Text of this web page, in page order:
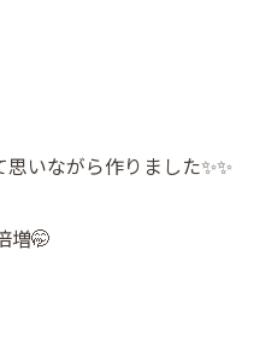
いながら作りました✨✨
増🤭